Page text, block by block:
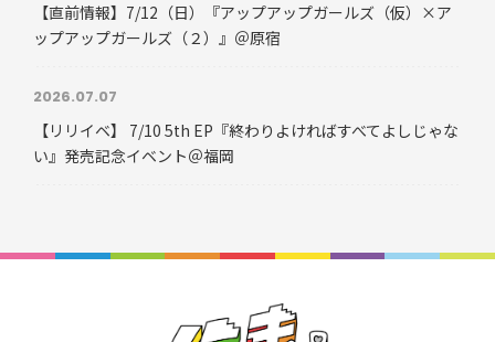
【直前情報】7/12（日）『アップアップガールズ（仮）×ア
ップアップガールズ（２）』＠原宿
2026.07.07
【リリイベ】 7/10 5th EP『終わりよければすべてよしじゃな
い』発売記念イベント＠福岡